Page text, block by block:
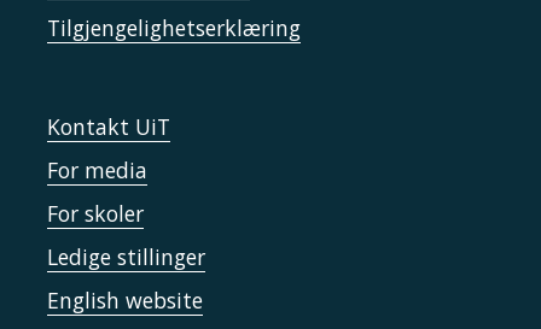
Tilgjengelighetserklæring
Kontakt UiT
For media
For skoler
Ledige stillinger
English website